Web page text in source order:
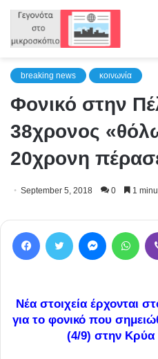
breaking news κοινωνία
Φονικό στην
38χρονος
20χρονη
September 5, 2018 0 1
Νέα στοιχεία έρχονται
για το φονικό που
(4/9) στην